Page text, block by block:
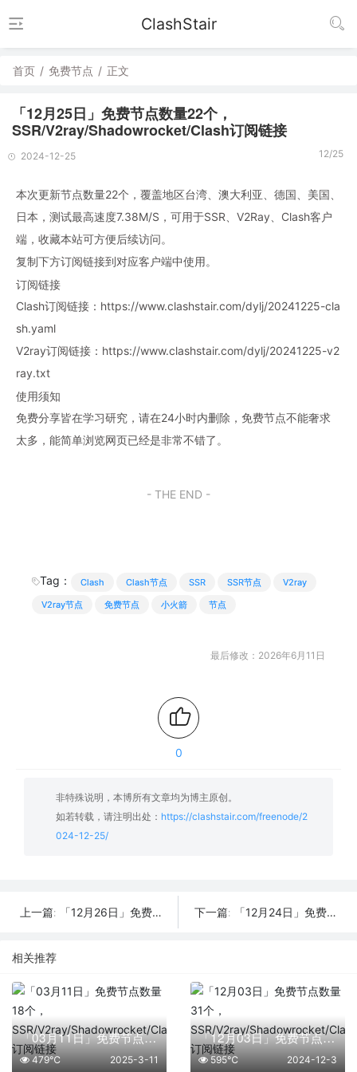
ClashStair
首页 / 免费节点 / 正文
「12月25日」免费节点数量22个，
SSR/V2ray/Shadowrocket/Clash订阅链接
2024-12-25 12/25
本次更新节点数量22个，覆盖地区台湾、澳大利亚、德国、美国、
日本，测试最高速度7.38M/S，可用于SSR、V2Ray、Clash客户
端，收藏本站可方便后续访问。
复制下方订阅链接到对应客户端中使用。
订阅链接
Clash订阅链接：https://www.clashstair.com/dylj/20241225-cla
sh.yaml
V2ray订阅链接：https://www.clashstair.com/dylj/20241225-v2
ray.txt
使用须知
免费分享皆在学习研究，请在24小时内删除，免费节点不能奢求
太多，能简单浏览网页已经是非常不错了。
- THE END -
Tag： Clash Clash节点 SSR SSR节点
V2ray
V2ray节点
免费节点 小火箭 节点
最后修改：2026年6月11日
0
非特殊说明，本博所有文章均为博主原创。
如若转载，请注明出处： https://clashstair.com/freenode/2
024-12-25/
上一篇: 「12月26日」免费节点数量22个，SSR/V2ray/Shadowrocket/Clash订阅链接 下一篇: 「12月24日」免费节点数量26个，SSR/V2ray/Shadowrocket/Clash订阅链接
相关推荐
「03月11日」免费节点数量18个，SSR/V2ray/Shadowrocket/Clash订阅链接
2025-3-11
479℃
「12月03日」免费节点数量31个，SSR/V2ray/Shadowrocket/Clash订阅链接
2024-12-3
595℃